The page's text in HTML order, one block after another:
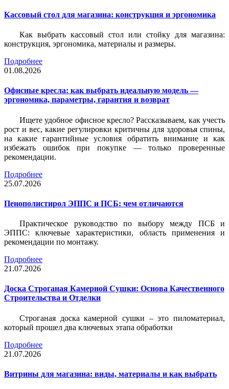
Кассовый стол для магазина: конструкция и эргономика
Как выбрать кассовый стол или стойку для магазина:
конструкция, эргономика, материалы и размеры.
Подробнее
01.08.2026
Офисные кресла: как выбрать идеальную модель —
эргономика, параметры, гарантия и возврат
Ищете удобное офисное кресло? Рассказываем, как учесть
рост и вес, какие регулировки критичны для здоровья спины,
на какие гарантийные условия обратить внимание и как
избежать ошибок при покупке — только проверенные
рекомендации.
Подробнее
25.07.2026
Пенополистирол ЭППС и ПСБ: чем отличаются
Практическое руководство по выбору между ПСБ и
ЭППС: ключевые характеристики, область применения и
рекомендации по монтажу.
Подробнее
21.07.2026
Доска Строганая Камерной Сушки: Основа Качественного
Строительства и Отделки
Строганая доска камерной сушки – это пиломатериал,
который прошел два ключевых этапа обработки
Подробнее
21.07.2026
Витрины для магазина: виды, материалы и как выбрать